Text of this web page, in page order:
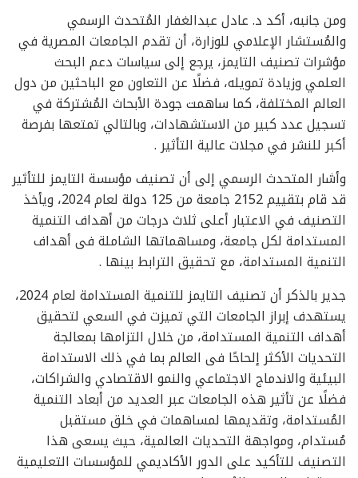
ومن جانبه، أكد د. عادل عبدالغفار المُتحدث الرسمي
والمُستشار الإعلامي للوزارة، أن تقدم الجامعات المصرية في
مؤشرات تصنيف التايمز، يرجع إلى سياسات دعم البحث
العلمي وزيادة تمويله، فضلًا عن التعاون مع الباحثين من دول
العالم المختلفة، كما ساهمت جودة الأبحاث المُشتركة في
تسجيل عدد كبير من الاستشهادات، وبالتالي تمتعها بفرصة
أكبر للنشر في مجلات عالية التأثير .
وأشار المتحدث الرسمي إلى أن تصنيف مؤسسة التايمز للتأثير
قد قام بتقييم 2152 جامعة من 125 دولة لعام 2024، ويأخذ
التصنيف في الاعتبار أعلى ثلاث درجات من أهداف التنمية
المستدامة لكل جامعة، ومساهماتها الشاملة فى أهداف
التنمية المستدامة، مع تحقيق الترابط بينها .
جدير بالذكر أن تصنيف التايمز للتنمية المستدامة لعام 2024،
يستهدف إبراز الجامعات التي تميزت في السعي لتحقيق
أهداف التنمية المستدامة، من خلال التزامها بمعالجة
التحديات الأكثر إلحاحًا فى العالم بما في ذلك الاستدامة
البيئية والاندماج الاجتماعي والنمو الاقتصادي والشراكات،
فضلًا عن تأثير هذه الجامعات عبر العديد من أبعاد التنمية
المُستدامة، وتقديمها لمساهمات في خلق مستقبل
مُستدام، ومواجهة التحديات العالمية، حيث يسعى هذا
التصنيف للتأكيد على الدور الأكاديمي للمؤسسات التعليمية